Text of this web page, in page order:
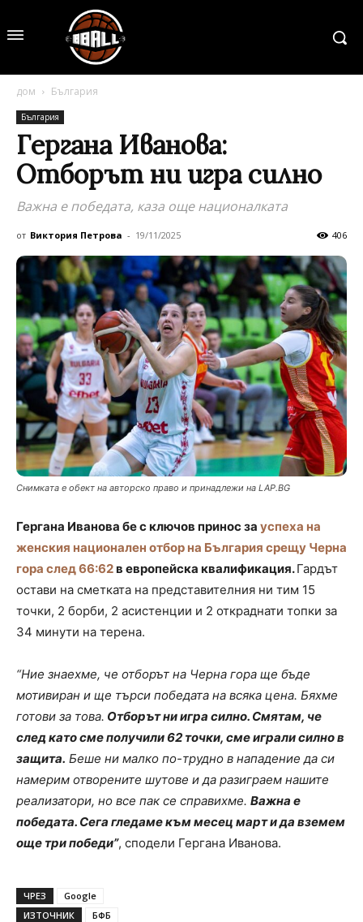
дом България
България
Гергана Иванова:
Отборът ни игра силно
Важна е победата, каза още националката
от Виктория Петрова - 19/11/2025 406
Снимката е обект на авторско право и принадлежи на LAP.BG
Гергана Иванова бе с ключов принос за успеха на
женския национален отбор на България срещу Черна
гора след 66:62в европейска квалификация.Гардът
остави на сметката на представителния ни тим 15
точки, 2 борби, 2 асистенции и 2 откраднати топки за
34 минути на терена.
“Ние знаехме, че отборът на Черна гора ще бъде
мотивиран и ще търси победата на всяка цена. Бяхме
готови за това. Отборът ни игра силно. Смятам, че
след като сме получили 62 точки, сме играли силно в
защита. Беше ни малко по-трудно в нападение да си
намерим отворените шутове и да разиграем нашите
реализатори, но все пак се справихме. Важна е
победата. Сега гледаме към месец март и да вземем
още три победи”, сподели Гергана Иванова.
ЧРЕЗ
Google
ИЗТОЧНИК
БФБ